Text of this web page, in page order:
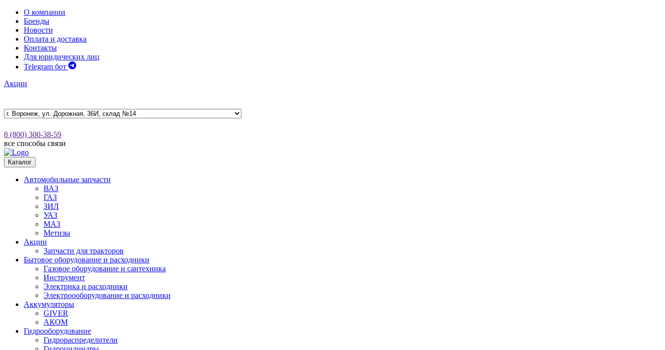
О компании
Бренды
Новости
Оплата и доставка
Контакты
Для юридических лиц
Telegram бот
Акции
8 (800) 300-38-59
все способы связи
Каталог
Автомобильные запчасти
ВАЗ
ГАЗ
ЗИЛ
УАЗ
МАЗ
Метизы
Акции
Запчасти для тракторов
Бытовое оборудование и расходники
Газовое оборудование и сантехника
Инструмент
Электрика и расходники
Электроооборудование и расходники
Аккумуляторы
GIVER
АКОМ
Гидрооборудование
Гидрораспределители